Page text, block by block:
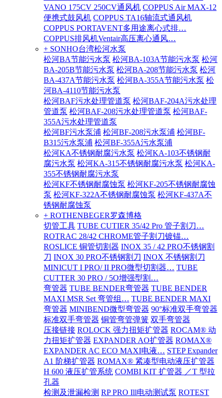
VANO 175CV 250CV通风机 COPPUS Air MAX-12
便携式鼓风机 COPPUS TA16轴流式通风机
COPPUS PORTAVENT多用途离心式排…
COPPUS排风机Ventair高压离心通风…
+ SONHO台湾松河水泵
松河BA节能污水泵 松河BA-103A节能污水泵 松河
BA-205B节能污水泵 松河BA-208节能污水泵 松河
BA-437A节能污水泵 松河BA-355A节能污水泵 松
河BA-4110节能污水泵
松河BAF污水处理管道泵 松河BAF-204A污水处理
管道泵 松河BAF-208污水处理管道泵 松河BAF-
355A污水处理管道泵
松河BF污水泵浦 松河BF-208污水泵浦 松河BF-
B315污水泵浦 松河BF-355A污水泵浦
松河KA不锈钢耐腐污水泵 松河KA-103不锈钢耐
腐污水泵 松河KA-315不锈钢耐腐污水泵 松河KA-
355不锈钢耐腐污水泵
松河KF不锈钢耐腐蚀泵 松河KF-205不锈钢耐腐蚀
泵 松河KF-322A不锈钢耐腐蚀泵 松河KF-437A不
锈钢耐腐蚀泵
+ ROTHENBEGER罗森博格
切管工具 TUBE CUTIER 35/42 Pro 管子割刀…
ROTRAC 28/42 CHROME管子割刀镀锚…
ROSLICE 铜管切割器 INOX 35 / 42 PRO不锈钢割
刀 INOX 30 PRO不锈钢割刀 INOX 不锈钢割刀
MINICUT I PRO/ II PRO微型切割器… TUBE
CUTTER 30 PRO / 5O增强型割…
弯管器 TUBE BENDER弯管器 TUBE BENDER
MAXI MSR Set 弯管组… TUBE BENDER MAXI
弯管器 MINIBEND微型弯管器 90°标准双手弯管器
标准双手弯管器 铜管弯管弹簧 双手弯管器
压接链接 ROLOCK 强力扭矩扩管器 ROCAM® 动
力扭矩扩管器 EXPANDER AO扩管器 ROMAX®
EXPANDER AC ECO MAXI电液… STEP Expander
A1 阶梯扩管器 ROMAX® 紧凑型电动液压扩管器
H 600 液压扩管系统 COMBI KIT 扩管器 ／T 型拉
孔器
检测及泄漏检测 RP PRO Ill电动测试泵 ROTEST